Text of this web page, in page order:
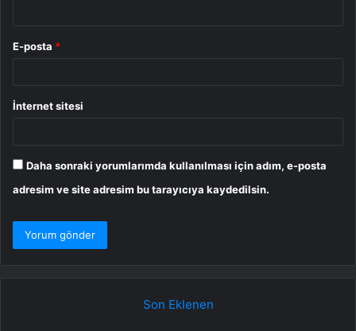
E-posta *
İnternet sitesi
Daha sonraki yorumlarımda kullanılması için adım, e-posta
adresim ve site adresim bu tarayıcıya kaydedilsin.
Son Eklenen